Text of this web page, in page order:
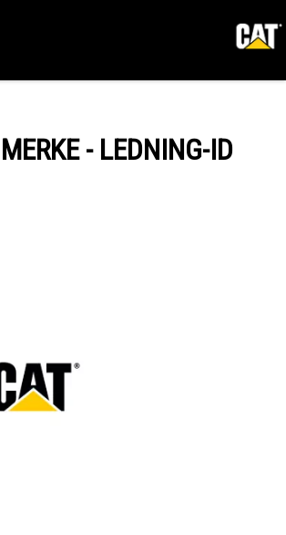
- LEDNING-ID